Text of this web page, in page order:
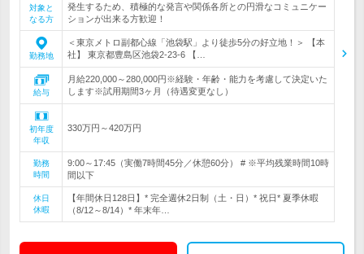
対象と
なる方
発生するため、積極的な発言や関係各所との円滑なコミュニケー
ションが出来る方歓迎！
勤務地
＜東京メトロ副都心線「池袋駅」より徒歩5分の好立地！＞ 【本
社】 東京都豊島区池袋2-23-6 【…
給与
月給220,000～280,000円※経験・年齢・能力を考慮して決定いた
します※試用期間3ヶ月（待遇変更なし）
初年度
年収
330万円～420万円
勤務
時間
9:00～17:45（実働7時間45分／休憩60分） # ※平均残業時間10時
間以下
休日
休暇
【年間休日128日】* 完全週休2日制（土・日）* 祝日* 夏季休暇
（8/12～8/14）* 年末年…